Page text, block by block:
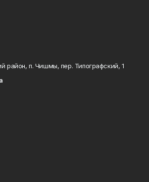
район, п. Чишмы, пер. Типографский, 1